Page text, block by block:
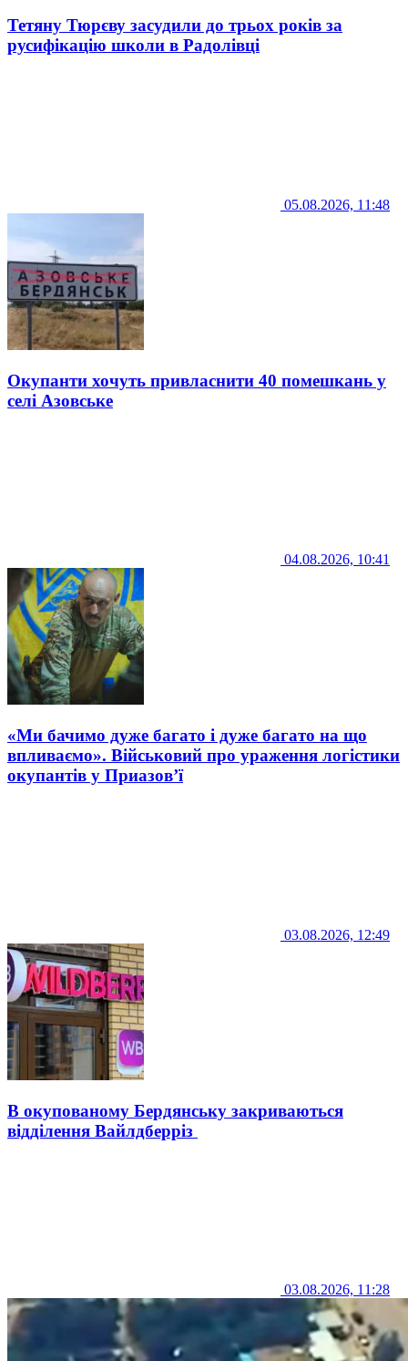
Тетяну Тюрєву засудили до трьох років за
русифікацію школи в Радолівці
05.08.2026, 11:48
Окупанти хочуть привласнити 40 помешкань у
селі Азовське
04.08.2026, 10:41
«Ми бачимо дуже багато і дуже багато на що
впливаємо». Військовий про ураження логістики
окупантів у Приазов’ї
03.08.2026, 12:49
В окупованому Бердянську закриваються
відділення Вайлдберріз
03.08.2026, 11:28